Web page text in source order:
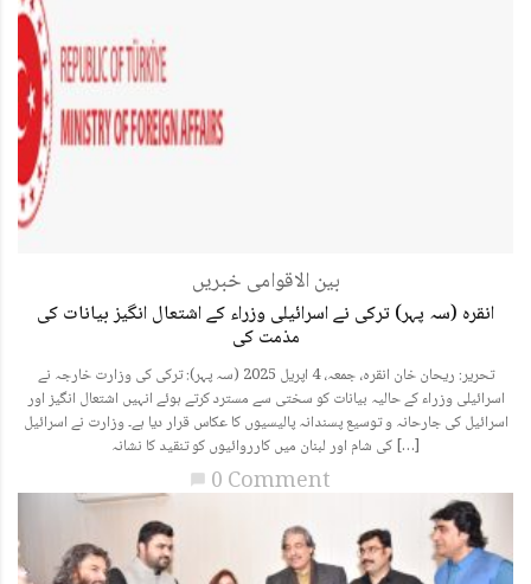
بین الاقوامی خبریں
انقرہ (سہ پہر) ترکی نے اسرائیلی وزراء کے اشتعال انگیز بیانات کی
مذمت کی
تحریر: ریحان خان انقرہ، جمعہ، 4 اپریل 2025 (سہ پہر): ترکی کی وزارت خارجہ نے
اسرائیلی وزراء کے حالیہ بیانات کو سختی سے مسترد کرتے ہوئے انہیں اشتعال انگیز اور
اسرائیل کی جارحانہ و توسیع پسندانہ پالیسیوں کا عکاس قرار دیا ہے۔ وزارت نے اسرائیل
کی شام اور لبنان میں کارروائیوں کو تنقید کا نشانہ […]
0 Comment